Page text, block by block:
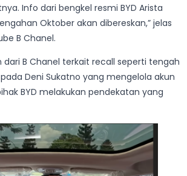
Info dari bengkel resmi BYD Arista
Oktober akan dibereskan,” jelas
B Chanel.
dari B Chanel terkait recall seperti tengah
Deni Sukatno yang mengelola akun
BYD melakukan pendekatan yang